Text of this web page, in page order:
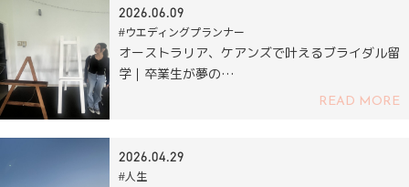
2026.06.09
#ウエディングプランナー
オーストラリア、ケアンズで叶えるブライダル留
学｜卒業生が夢の…
READ MORE
2026.04.29
#人生